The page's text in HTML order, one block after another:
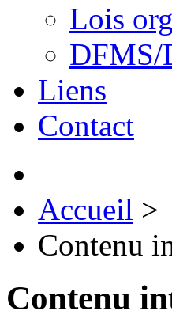
Lois
DFMS/
Liens
Contact
Accueil >
Contenu
Contenu